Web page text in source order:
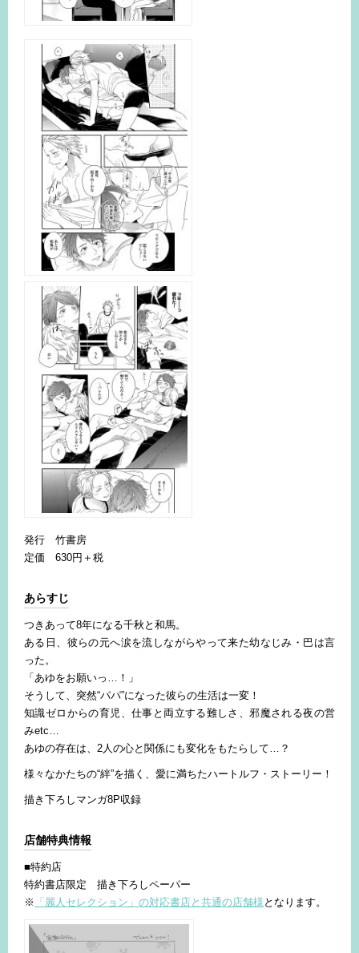
発行 竹書房
定価 630円＋税
あらすじ
つきあって8年になる千秋と和馬。
ある日、彼らの元へ涙を流しながらやって来た幼なじみ・巴は言
った。
「あゆをお願いっ…！」
そうして、突然“パパ”になった彼らの生活は一変！
知識ゼロからの育児、仕事と両立する難しさ、邪魔される夜の営
みetc…
あゆの存在は、2人の心と関係にも変化をもたらして…？
様々なかたちの“絆”を描く、愛に満ちたハートルフ・ストーリー！
描き下ろしマンガ8P収録
店舗特典情報
■特約店
特約書店限定 描き下ろしペーパー
※ 「麗人セレクション」の対応書店と共通の店舗様 となります。